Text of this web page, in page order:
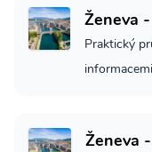
Ženeva
Praktický
informacemi
Ženeva